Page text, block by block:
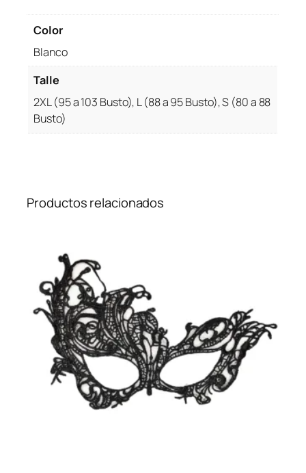
Color
Blanco
Talle
2XL (95 a 103 Busto), L (88 a 95 Busto), S (80 a 88
Busto)
Productos relacionados